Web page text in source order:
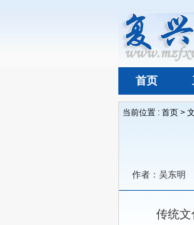
首页
当前位置 : 首页 >
作者：吴东明
传统文化